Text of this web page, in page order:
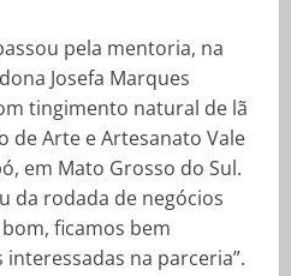
pela mentoria, na
Josefa Marques
tingimento natural de lã
de Arte e Artesanato Vale
em Mato Grosso do Sul.
da rodada de negócios
ficamos bem
na parceria”.